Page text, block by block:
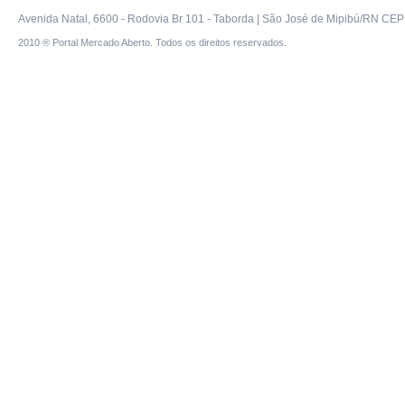
Avenida Natal, 6600 - Rodovia Br 101 - Taborda | São José de Mipibú/RN
2010 ® Portal Mercado Aberto. Todos os direitos reservados.